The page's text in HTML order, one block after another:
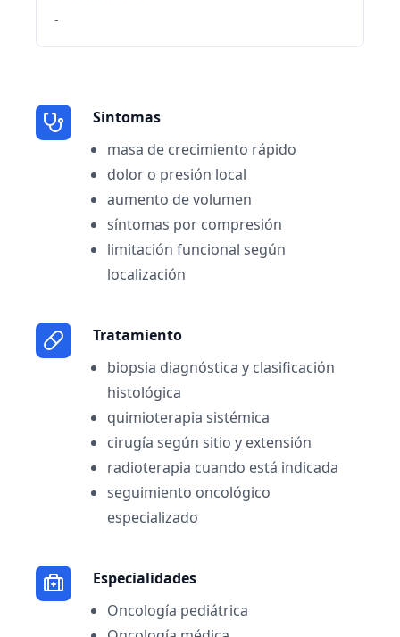
-
Sintomas
masa de crecimiento rápido
dolor o presión local
aumento de volumen
síntomas por compresión
limitación funcional según
localización
Tratamiento
biopsia diagnóstica y clasificación
histológica
quimioterapia sistémica
cirugía según sitio y extensión
radioterapia cuando está indicada
seguimiento oncológico
especializado
Especialidades
Oncología pediátrica